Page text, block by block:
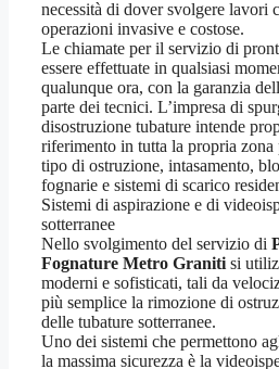
necessità di dover svolgere lavori
operazioni invasive e costose.
Le chiamate per il servizio di
essere effettuate in qualsiasi
qualunque ora, con la garanzia
parte dei tecnici. L’impresa di
disostruzione tubature intende
riferimento in tutta la propria zona
tipo di ostruzione, intasamento,
fognarie e sistemi di scarico
Sistemi di aspirazione e di
sotterranee
Nello svolgimento del servizio di
Fognature Metro Granitisi
moderni e sofisticati, tali da
più semplice la rimozione di
delle tubature sotterranee.
Uno dei sistemi che permettono
la massima sicurezza è la